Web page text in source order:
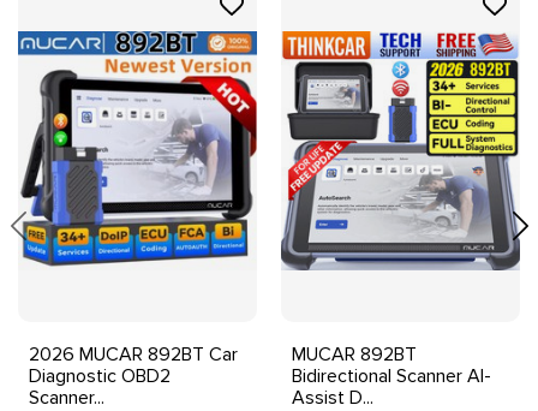
2026 MUCAR 892BT Car
Diagnostic OBD2
Scanner...
MUCAR 892BT
Bidirectional Scanner AI-
Assist D...